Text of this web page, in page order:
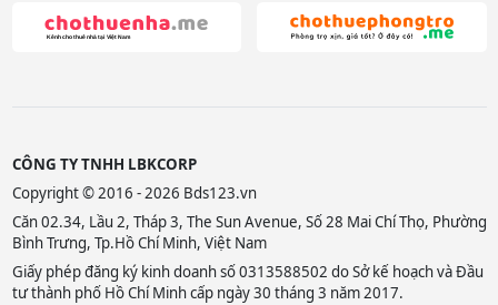
CÔNG TY TNHH LBKCORP
Copyright © 2016 - 2026 Bds123.vn
Căn 02.34, Lầu 2, Tháp 3, The Sun Avenue, Số 28 Mai Chí Thọ, Phường
Bình Trưng, Tp.Hồ Chí Minh, Việt Nam
Giấy phép đăng ký kinh doanh số 0313588502 do Sở kế hoạch và Đầu
tư thành phố Hồ Chí Minh cấp ngày 30 tháng 3 năm 2017.